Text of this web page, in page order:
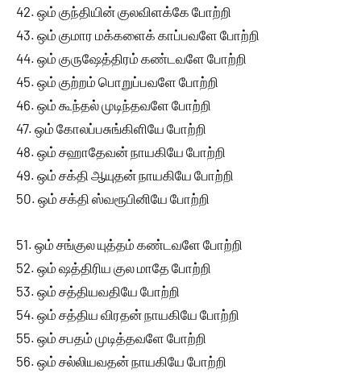
42. ஒம் குந்தியின் குலவிளக்கே போற்றி
43. ஒம் குமார மக்களைக் காப்பவளே போற்றி
44. ஒம் குருஷேத்திரம் கண்டவளே போற்றி
45. ஒம் குற்றம் பொறுப்பவளே போற்றி
46. ஒம் கூந்தல் முடிந்தவளே போற்றி
47. ஒம் கோலப்பசுங்கிளியே போற்றி
48. ஒம் சஹாதேவன் நாயகியே போற்றி
49. ஒம் சக்தி ஆயுதன் நாயகியே போற்றி
50. ஒம் சக்தி ஸ்வரூபினியே போற்றி
51. ஒம் சங்குல யுத்தம் கண்டவளே போற்றி
52. ஒம் ஷத்திரிய குல மாதே போற்றி
53. ஒம் சத்தியவதியே போற்றி
54. ஒம் சத்திய விரதன் நாயகியே போற்றி
55. ஒம் சபதம் முடித்தவளே போற்றி
56. ஒம் சல்லியவதன் நாயகியே போற்றி